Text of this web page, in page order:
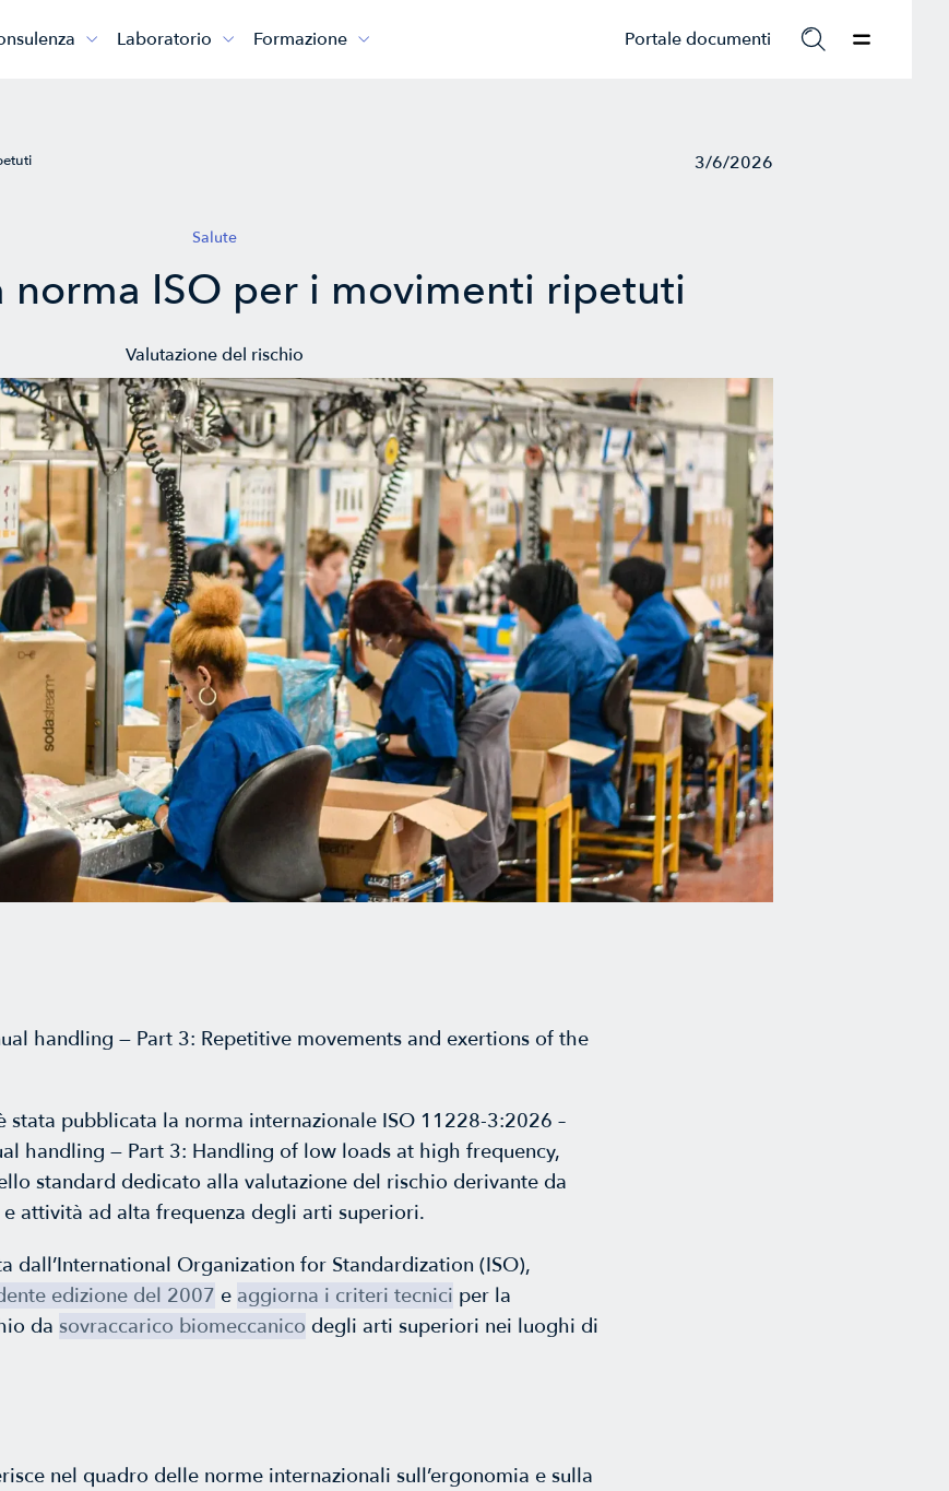
 Laboratorio  Formazione  Portale documenti
3/6/2026
Salute
ISO per i movimenti ripetuti
Valutazione del rischio
handling — Part 3: Repetitive movements and exertions of the
stata pubblicata la norma internazionale ISO 11228-3:2026 –
handling — Part 3: Handling of low loads at high frequency,
standard dedicato alla valutazione del rischio derivante da
attività ad alta frequenza degli arti superiori.
dall’International Organization for Standardization (ISO),
edizione del 2007 e aggiorna i criteri tecnici per la
da sovraccarico biomeccanico degli arti superiori nei luoghi di
nel quadro delle norme internazionali sull’ergonomia e sulla